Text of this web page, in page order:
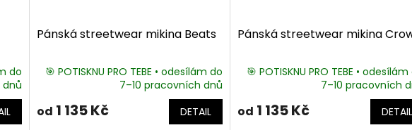
do
dnů
Pánská streetwear mikina Beats
🎯 POTISKNU PRO TEBE • odesílám do
7–10 pracovních dnů
od 1 135 Kč DETAIL
Pánská streetwear mikina
🎯 POTISKNU PRO TEBE •
7–10 pracovních
od 1 135 Kč DETAIL